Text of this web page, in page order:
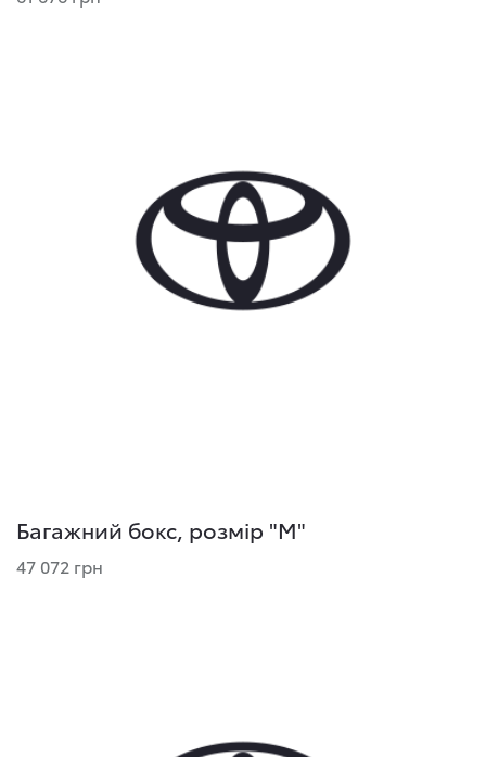
Багажний бокс, розмір "М"
47 072 грн